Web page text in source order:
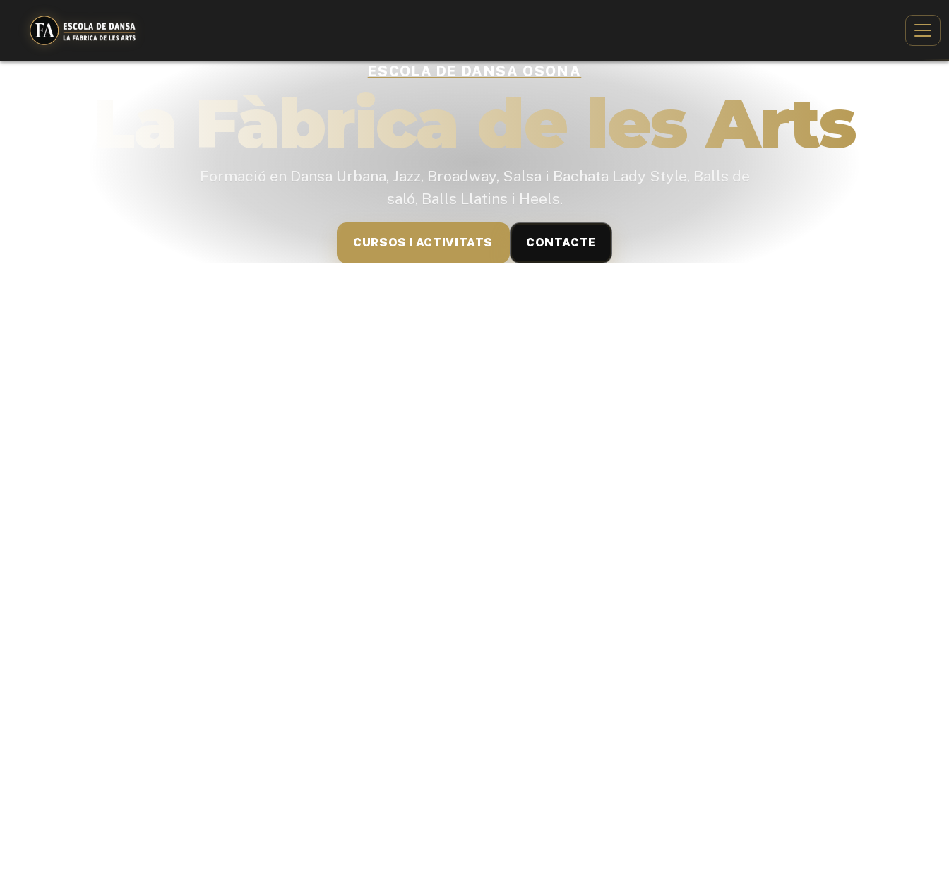
ESCOLA DE DANSA OSONA
La Fàbrica de les Arts
Formació en Dansa Urbana, Jazz, Broadway, Salsa i Bachata Lady Style, Balls de
saló, Balls Llatins i Heels.
CURSOS I ACTIVITATS CONTACTE